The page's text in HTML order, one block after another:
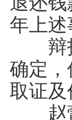
年上
辩护
确定
取证
赵蕾